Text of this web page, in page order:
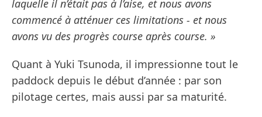
laquelle il n’était pas à l’aise, et nous avons
commencé à atténuer ces limitations - et nous
avons vu des progrès course après course. »
Quant à Yuki Tsunoda, il impressionne tout le
paddock depuis le début d’année : par son
pilotage certes, mais aussi par sa maturité.